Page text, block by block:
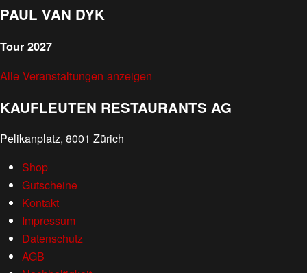
PAUL VAN DYK
Tour 2027
Alle Veranstaltungen anzeigen
KAUFLEUTEN RESTAURANTS AG
Pelikanplatz, 8001 Zürich
Shop
Gutscheine
Kontakt
Impressum
Datenschutz
AGB